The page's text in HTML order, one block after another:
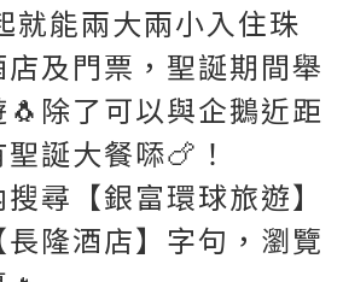
就能兩大兩小入住珠
及門票，聖誕期間舉
除了可以與企鵝近距
誕大餐𠻹🍗！
尋【銀富環球旅遊】
隆酒店】字句，瀏覽